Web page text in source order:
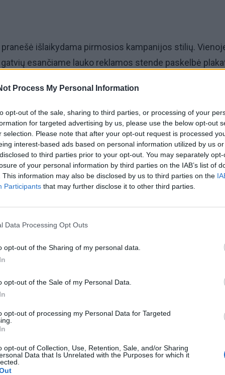
Process My Personal Information
opt-out of the sale, sharing to third parties, or processing of your
for targeted advertising by us, please use the below opt-out
selection. Please note that after your opt-out request is processed
interest-based ads based on personal information utilized by us
to third parties prior to your opt-out. You may separately
of your personal information by third parties on the IAB’s list of
This information may also be disclosed by us to third parties on the
Participants that may further disclose it to other third parties.
Data Processing Opt Outs
opt-out of the Sharing of my personal data.
opt-out of the Sale of my Personal Data.
opt-out of processing my Personal Data for Targeted
opt-out of Collection, Use, Retention, Sale, and/or Sharing
Data that Is Unrelated with the Purposes for which it
pranešė išlaikydama pirmosios kampanijos stilių.
esančiame lauko reklamos stende paskelbė
ir bendrovės socialiniuose tinkluose.
socialinėje žiniasklaidoje pranešė ir pati Pija.
pagalvoti, kad sulauksime romantiškos laimingos
tarp darbdavio ir darbuotojo istorijoje. Po daugiau
grįžti į „CityBee“ ir stoju prie įmonės marketingo
pamilau talentingus žmones, su kuriais teko
laiką palaikiau šiltą ir artimą ryšį, buvau jų fanė